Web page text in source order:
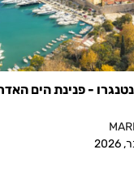
- פנינת הים